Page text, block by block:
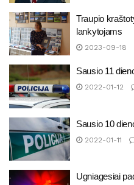
Traupio
lankytojams
2023-09-18
Sausio 11
2022-01-12
Sausio 10
2022-01-11
Ugniagesiai